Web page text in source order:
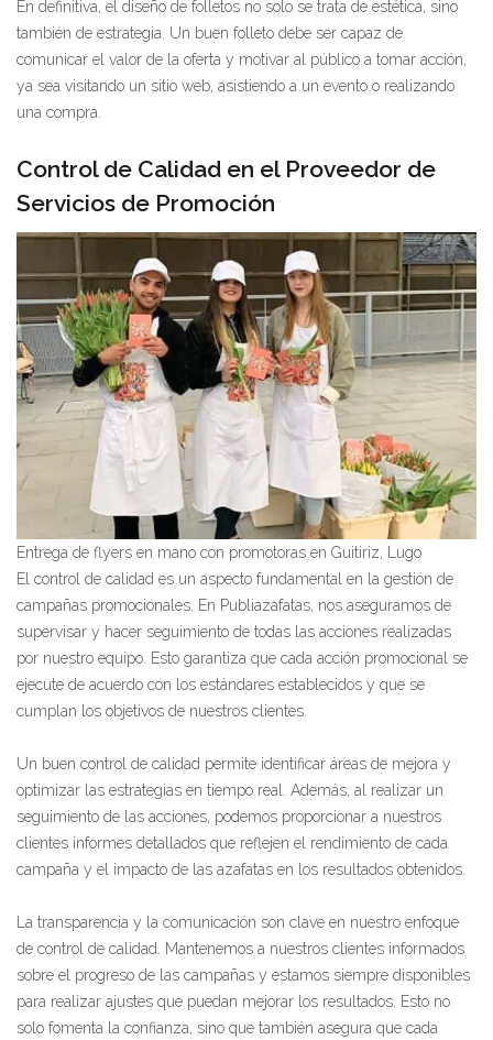
En definitiva, el diseño de folletos no solo se trata de estética, sino
también de estrategia. Un buen folleto debe ser capaz de
comunicar el valor de la oferta y motivar al público a tomar acción,
ya sea visitando un sitio web, asistiendo a un evento o realizando
una compra.
Control de Calidad en el Proveedor de
Servicios de Promoción
Entrega de flyers en mano con promotoras en Guitiriz, Lugo
El control de calidad es un aspecto fundamental en la gestión de
campañas promocionales. En Publiazafatas, nos aseguramos de
supervisar y hacer seguimiento de todas las acciones realizadas
por nuestro equipo. Esto garantiza que cada acción promocional se
ejecute de acuerdo con los estándares establecidos y que se
cumplan los objetivos de nuestros clientes.
Un buen control de calidad permite identificar áreas de mejora y
optimizar las estrategias en tiempo real. Además, al realizar un
seguimiento de las acciones, podemos proporcionar a nuestros
clientes informes detallados que reflejen el rendimiento de cada
campaña y el impacto de las azafatas en los resultados obtenidos.
La transparencia y la comunicación son clave en nuestro enfoque
de control de calidad. Mantenemos a nuestros clientes informados
sobre el progreso de las campañas y estamos siempre disponibles
para realizar ajustes que puedan mejorar los resultados. Esto no
solo fomenta la confianza, sino que también asegura que cada